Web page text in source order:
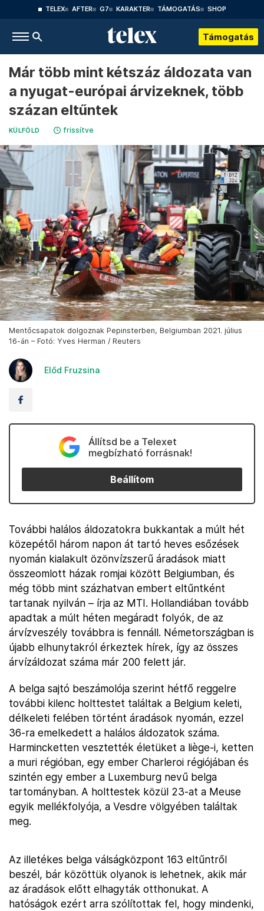
TELEX AFTER G7 KARAKTER TÁMOGATÁS SHOP
Támogatás
Már több mint kétszáz áldozata van
a nyugat-európai árvizeknek, több
százan eltűntek
KÜLFÖLD frissítve
Mentőcsapatok dolgoznak Pepinsterben, Belgiumban 2021. július
16-án – Fotó: Yves Herman / Reuters
Előd Fruzsina
Állítsd be a Telexet
megbízható forrásnak!
Beállítom
További halálos áldozatokra bukkantak a múlt hét
közepétől három napon át tartó heves esőzések
nyomán kialakult özönvízszerű áradások miatt
összeomlott házak romjai között Belgiumban, és
még több mint százhatvan embert eltűntként
tartanak nyilván – írja az MTI. Hollandiában tovább
apadtak a múlt héten megáradt folyók, de az
árvízveszély továbbra is fennáll. Németországban is
újabb elhunytakról érkeztek hírek, így az összes
árvízáldozat száma már 200 felett jár.
A belga sajtó beszámolója szerint hétfő reggelre
további kilenc holttestet találtak a Belgium keleti,
délkeleti felében történt áradások nyomán, ezzel
36-ra emelkedett a halálos áldozatok száma.
Harmincketten vesztették életüket a liège-i, ketten
a muri régióban, egy ember Charleroi régiójában és
szintén egy ember a Luxemburg nevű belga
tartományban. A holttestek közül 23-at a Meuse
egyik mellékfolyója, a Vesdre völgyében találtak
meg.
Az illetékes belga válságközpont 163 eltűntről
beszél, bár közöttük olyanok is lehetnek, akik már
az áradások előtt elhagyták otthonukat. A
hatóságok ezért arra szólítottak fel, hogy mindenki,